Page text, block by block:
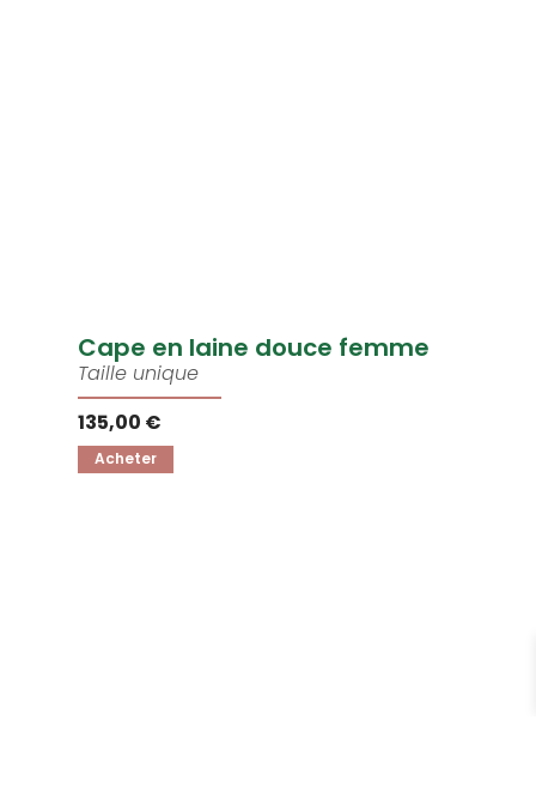
Cape en laine douce femme
Taille unique
135,00 €
Acheter